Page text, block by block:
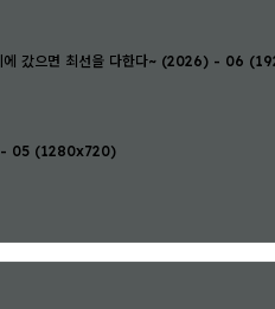
에 갔으면 최선을 다한다~ (2026) - 06
- 05 (1280x720)